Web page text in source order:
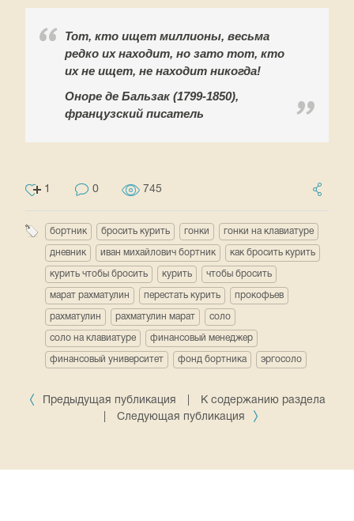
Тот, кто ищет миллионы, весьма
редко их находит, но зато тот, кто
их не ищет, не находит никогда!
Оноре де Бальзак (1799-1850),
французский писатель
1 0 745
бортник бросить курить гонки гонки на клавиатуре
дневник иван михайлович бортник как бросить курить
курить чтобы бросить курить чтобы бросить
марат рахматулин перестать курить прокофьев
рахматулин рахматулин марат соло
соло на клавиатуре финансовый менеджер
финансовый университет фонд бортника эргосоло
Предыдущая публикация
К содержанию раздела
Следующая публикация